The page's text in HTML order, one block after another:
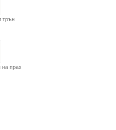
трън
на прах